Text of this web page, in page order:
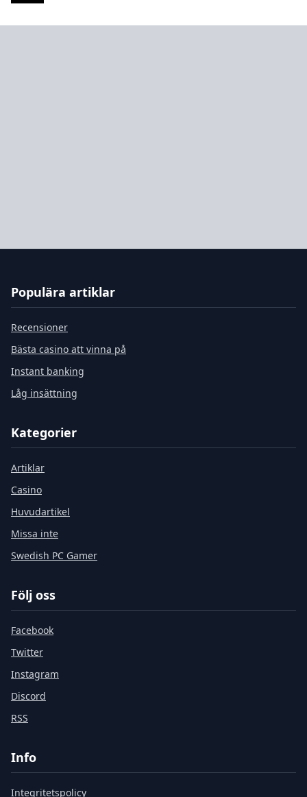
Populära artiklar
Recensioner
Bästa casino att vinna på
Instant banking
Låg insättning
Kategorier
Artiklar
Casino
Huvudartikel
Missa inte
Swedish PC Gamer
Följ oss
Facebook
Twitter
Instagram
Discord
RSS
Info
Integritetspolicy